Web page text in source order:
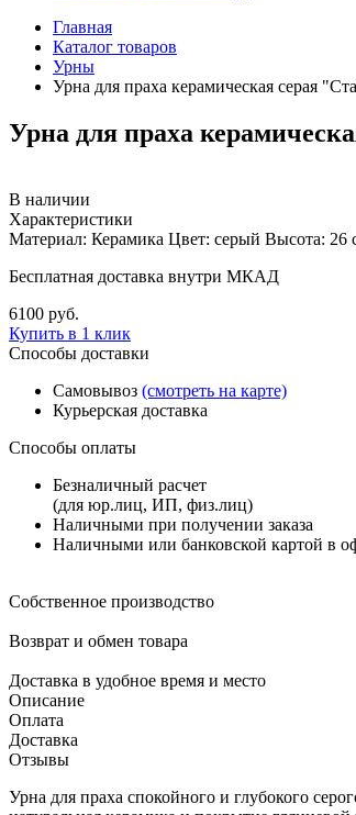
Главная
Каталог товаров
Урны
Урна для праха керамическая серая
Урна для праха
В наличии
Характеристики
Материал: Керамика Цвет: серый Высота: 26
Бесплатная доставка внутри МКАД
6100 руб.
Купить в 1 клик
Способы доставки
Самовывоз (смотреть на карте)
Курьерская доставка
Способы оплаты
Безналичный расчет
(для юр.лиц, ИП, физ.лиц)
Наличными при получении заказа
Наличными или банковской картой в
Собственное производство
Возврат и обмен товара
Доставка в удобное время и место
Описание
Оплата
Доставка
Отзывы
Урна для праха спокойного и глубокого